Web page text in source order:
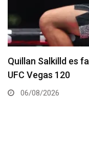
Se anuncia la
06/08/2026